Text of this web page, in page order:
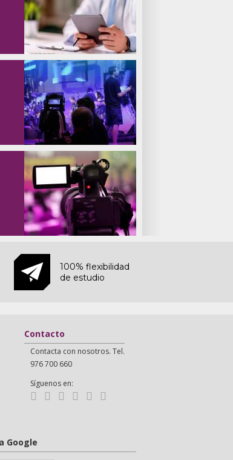
100% flexibilidad
de estudio
Contacto
Contacta con nosotros. Tel.
976 700 660
Síguenos en:
Google